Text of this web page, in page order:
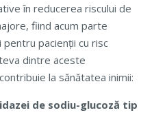
în reducerea riscului de
fiind acum parte
pacienții cu risc
dintre aceste
la sănătatea inimii:
de sodiu-glucoză tip